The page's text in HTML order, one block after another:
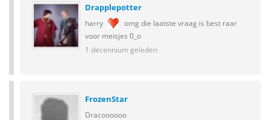
Drapplepotter
harry
omg die laatste vraag is best raar
voor meisjes 0_o
1 decennium geleden
FrozenStar
Dracoooooo